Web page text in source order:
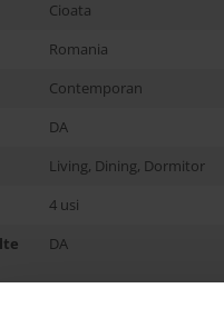
Cioata
Romania
Contemporan
DA
Living, Dining, Dormitor
4 usi
DA